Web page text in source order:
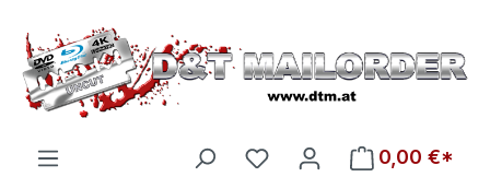
Zum Hauptinhalt springen
Du hast 0 Produkte auf
0,00 €*